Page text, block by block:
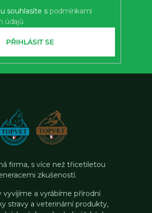
souhlasíte s podmínkami
údajů
PŘIHLÁSIT SE
firma, s více než třicetiletou
zkušeností.
vyvíjíme a vyrábíme přírodní
stravy a veterinární produkty,